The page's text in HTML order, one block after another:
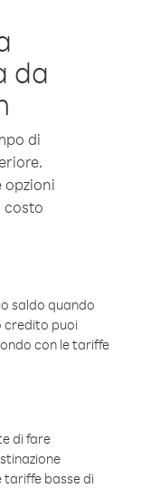
da
di
opzioni
costo
saldo quando
credito puoi
con le tariffe
di fare
tariffe basse di